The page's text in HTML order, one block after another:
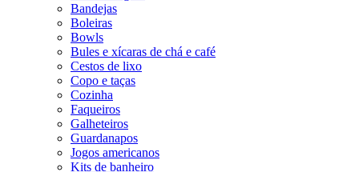
Bandejas
Boleiras
Bowls
Bules e xícaras de chá e café
Cestos de lixo
Copo e taças
Cozinha
Faqueiros
Galheteiros
Guardanapos
Jogos americanos
Kits de banheiro